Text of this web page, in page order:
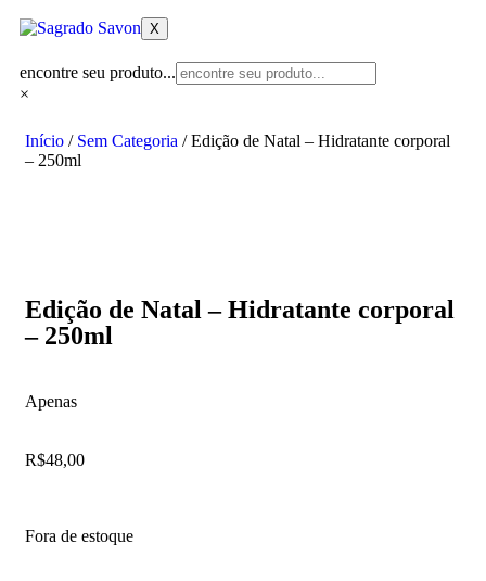
X
encontre seu produto...
×
Início / Sem Categoria / Edição de Natal – Hidratante corporal
– 250ml
Edição de Natal – Hidratante corporal
– 250ml
Apenas
R$48,00
Fora de estoque